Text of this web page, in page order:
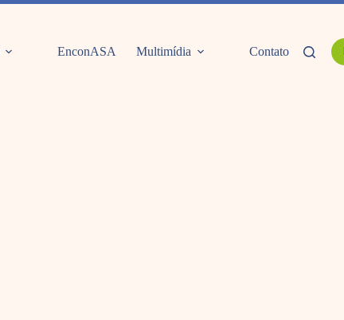
EnconASA Multimídia Contato